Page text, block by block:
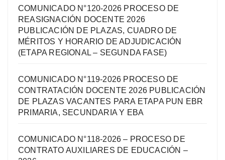
COMUNICADO N°120-2026 PROCESO DE
REASIGNACIÓN DOCENTE 2026
PUBLICACIÓN DE PLAZAS, CUADRO DE
MÉRITOS Y HORARIO DE ADJUDICACIÓN
(ETAPA REGIONAL – SEGUNDA FASE)
COMUNICADO N°119-2026 PROCESO DE
CONTRATACIÓN DOCENTE 2026 PUBLICACIÓN
DE PLAZAS VACANTES PARA ETAPA PUN EBR
PRIMARIA, SECUNDARIA Y EBA
COMUNICADO N°118-2026 – PROCESO DE
CONTRATO AUXILIARES DE EDUCACIÓN –